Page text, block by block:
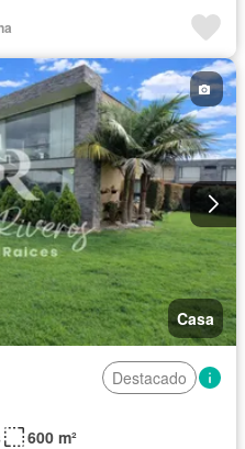
Casa
Destacado
600 m²